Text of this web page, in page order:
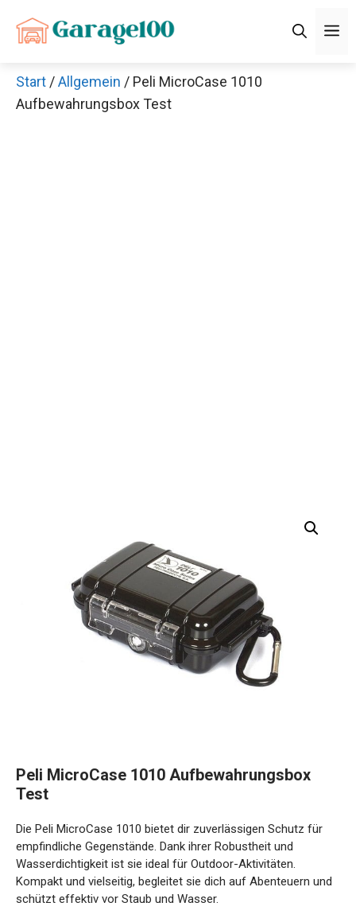
Inhalt
Start /Allgemein / Peli MicroCase 1010
Aufbewahrungsbox Test
Peli MicroCase 1010 Aufbewahrungsbox
Test
Die Peli MicroCase 1010 bietet dir zuverlässigen Schutz für
empfindliche Gegenstände. Dank ihrer Robustheit und
Wasserdichtigkeit ist sie ideal für Outdoor-Aktivitäten.
Kompakt und vielseitig, begleitet sie dich auf Abenteuern und
schützt effektiv vor Staub und Wasser.